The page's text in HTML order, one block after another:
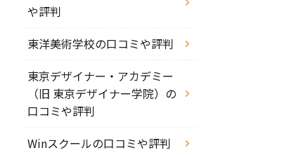
や評判
東洋美術学校の口コミや評判
東京デザイナー・アカデミー
（旧 東京デザイナー学院）の
口コミや評判
Winスクールの口コミや評判